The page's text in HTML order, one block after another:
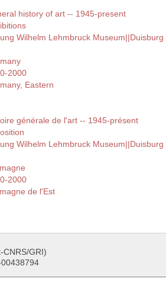
history of art -- 1945-present
Wilhelm Lehmbruck Museum||Duisburg
2000
Eastern
générale de l'art -- 1945-présent
Wilhelm Lehmbruck Museum||Duisburg
2000
de l'Est
CNRS/GRI)